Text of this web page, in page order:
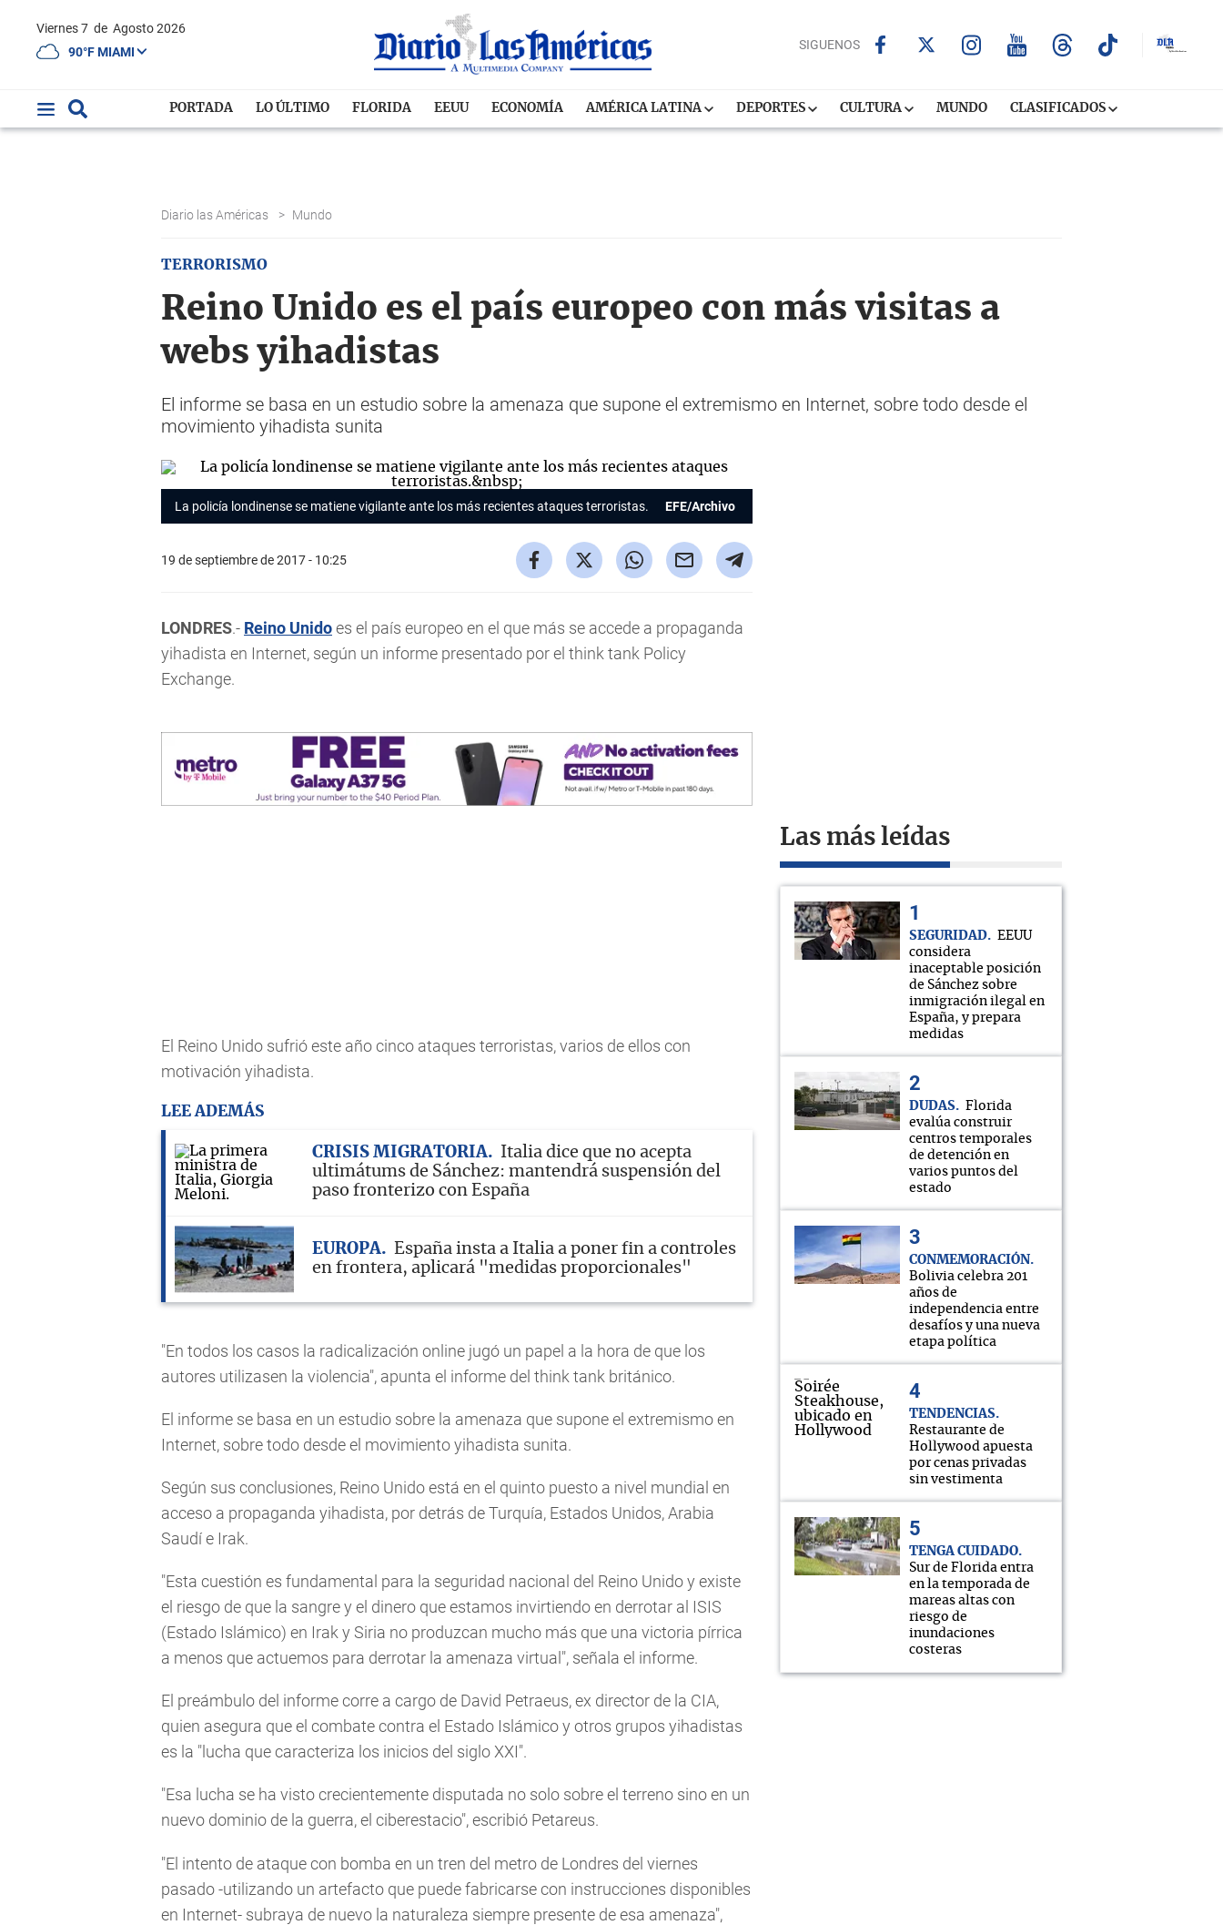
Viernes 7 de Agosto 2026
90°F MIAMI
SIGUENOS
PORTADA LO ÚLTIMO FLORIDA EEUU ECONOMÍA AMÉRICA LATINA DEPORTES CULTURA MUNDO CLASIFICADOS
Diario las Américas > Mundo
TERRORISMO
Reino Unido es el país europeo con más visitas a
webs yihadistas
El informe se basa en un estudio sobre la amenaza que supone el extremismo en Internet, sobre todo desde el
movimiento yihadista sunita
La policía londinense se matiene vigilante ante los más recientes ataques terroristas. EFE/Archivo
19 de septiembre de 2017 - 10:25
LONDRES.- Reino Unidoes el país europeo en el que más se accede a propaganda
yihadista en Internet, según un informe presentado por el think tank Policy
Exchange.
El Reino Unido sufrió este año cinco ataques terroristas, varios de ellos con
motivación yihadista.
LEE ADEMÁS
CRISIS MIGRATORIA
Italia dice que no acepta
ultimátums de Sánchez: mantendrá suspensión del
paso fronterizo con España
EUROPA
España insta a Italia a poner fin a controles
en frontera, aplicará "medidas proporcionales"
"En todos los casos la radicalización online jugó un papel a la hora de que los
autores utilizasen la violencia", apunta el informe del think tank británico.
El informe se basa en un estudio sobre la amenaza que supone el extremismo en
Internet, sobre todo desde el movimiento yihadista sunita.
Según sus conclusiones, Reino Unido está en el quinto puesto a nivel mundial en
acceso a propaganda yihadista, por detrás de Turquía, Estados Unidos, Arabia
Saudí e Irak.
"Esta cuestión es fundamental para la seguridad nacional del Reino Unido y existe
el riesgo de que la sangre y el dinero que estamos invirtiendo en derrotar al ISIS
(Estado Islámico) en Irak y Siria no produzcan mucho más que una victoria pírrica
a menos que actuemos para derrotar la amenaza virtual", señala el informe.
El preámbulo del informe corre a cargo de David Petraeus, ex director de la CIA,
quien asegura que el combate contra el Estado Islámico y otros grupos yihadistas
es la "lucha que caracteriza los inicios del siglo XXI".
"Esa lucha se ha visto crecientemente disputada no solo sobre el terreno sino en un
nuevo dominio de la guerra, el ciberestacio", escribió Petareus.
"El intento de ataque con bomba en un tren del metro de Londres del viernes
pasado -utilizando un artefacto que puede fabricarse con instrucciones disponibles
en Internet- subraya de nuevo la naturaleza siempre presente de esa amenaza",
Las más leídas
SEGURIDAD
EEUU
considera
inaceptable posición
de Sánchez sobre
inmigración ilegal en
España, y prepara
medidas
DUDAS
Florida
evalúa construir
centros temporales
de detención en
varios puntos del
estado
CONMEMORACIÓN
Bolivia celebra 201
años de
independencia entre
desafíos y una nueva
etapa política
TENDENCIAS
Restaurante de
Hollywood apuesta
por cenas privadas
sin vestimenta
TENGA CUIDADO
Sur de Florida entra
en la temporada de
mareas altas con
riesgo de
inundaciones
costeras